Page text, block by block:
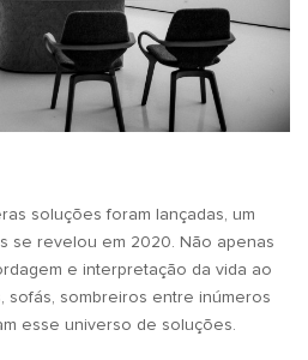
soluções foram lançadas, um
se revelou em 2020. Não apenas
e interpretação da vida ao
sofás, sombreiros entre inúmeros
esse universo de soluções.